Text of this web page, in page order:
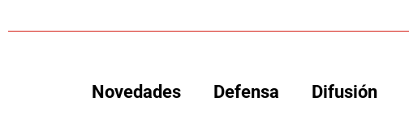
Novedades Defensa Difusión